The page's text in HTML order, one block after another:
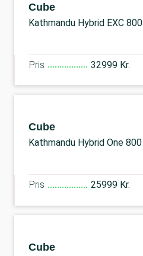
Cube
Kathmandu Hybrid EXC 800
Pris 32999 Kr.
Cube
Kathmandu Hybrid One 800
Pris 25999 Kr.
Cube